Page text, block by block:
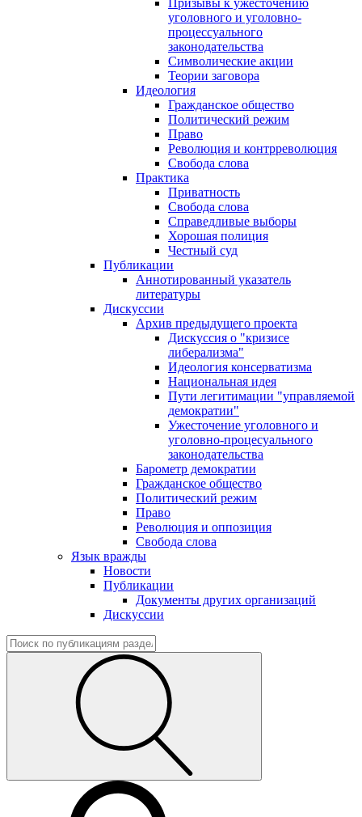
Призывы к ужесточению
уголовного и уголовно-
процессуального
законодательства
Символические акции
Теории заговора
Идеология
Гражданское общество
Политический режим
Право
Революция и контрреволюция
Свобода слова
Практика
Приватность
Свобода слова
Справедливые выборы
Хорошая полиция
Честный суд
Публикации
Аннотированный указатель
литературы
Дискуссии
Архив предыдущего проекта
Дискуссия о "кризисе
либерализма"
Идеология консерватизма
Национальная идея
Пути легитимации "управляемой
демократии"
Ужесточение уголовного и
уголовно-процесуального
законодательства
Барометр демократии
Гражданское общество
Политический режим
Право
Революция и оппозиция
Свобода слова
Язык вражды
Новости
Публикации
Документы других организаций
Дискуссии